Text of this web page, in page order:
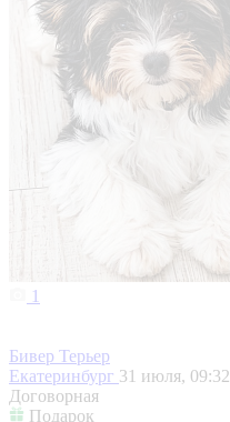
1
Бивер Терьер
Екатеринбург 31 июля, 09:32
Договорная
Подарок